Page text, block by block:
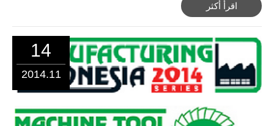
اقرأ أكثر
14
2014.11